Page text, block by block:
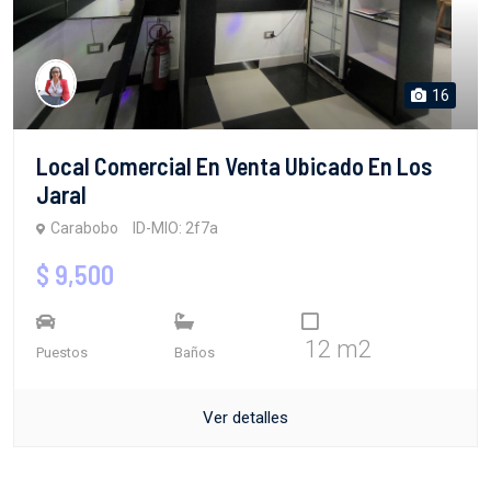
16
Local Comercial En Venta Ubicado En Los
Jaral
Carabobo ID-MIO: 2f7a
$ 9,500
Puestos Baños 12 m2
Ver detalles